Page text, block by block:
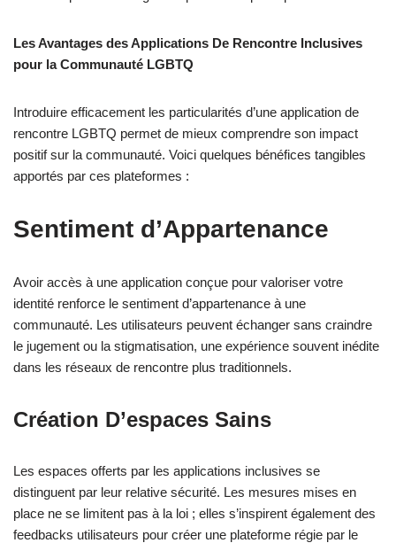
Les Avantages des Applications De Rencontre Inclusives
pour la Communauté LGBTQ
Introduire efficacement les particularités d’une application de
rencontre LGBTQ permet de mieux comprendre son impact
positif sur la communauté. Voici quelques bénéfices tangibles
apportés par ces plateformes :
Sentiment d’Appartenance
Avoir accès à une application conçue pour valoriser votre
identité renforce le sentiment d’appartenance à une
communauté. Les utilisateurs peuvent échanger sans craindre
le jugement ou la stigmatisation, une expérience souvent inédite
dans les réseaux de rencontre plus traditionnels.
Création D’espaces Sains
Les espaces offerts par les applications inclusives se
distinguent par leur relative sécurité. Les mesures mises en
place ne se limitent pas à la loi ; elles s’inspirent également des
feedbacks utilisateurs pour créer une plateforme régie par le